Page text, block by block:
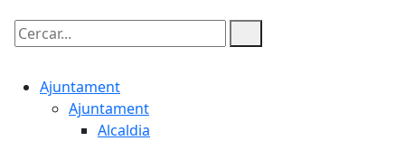
Cercar:
Ajuntament
Ajuntament
Alcaldia